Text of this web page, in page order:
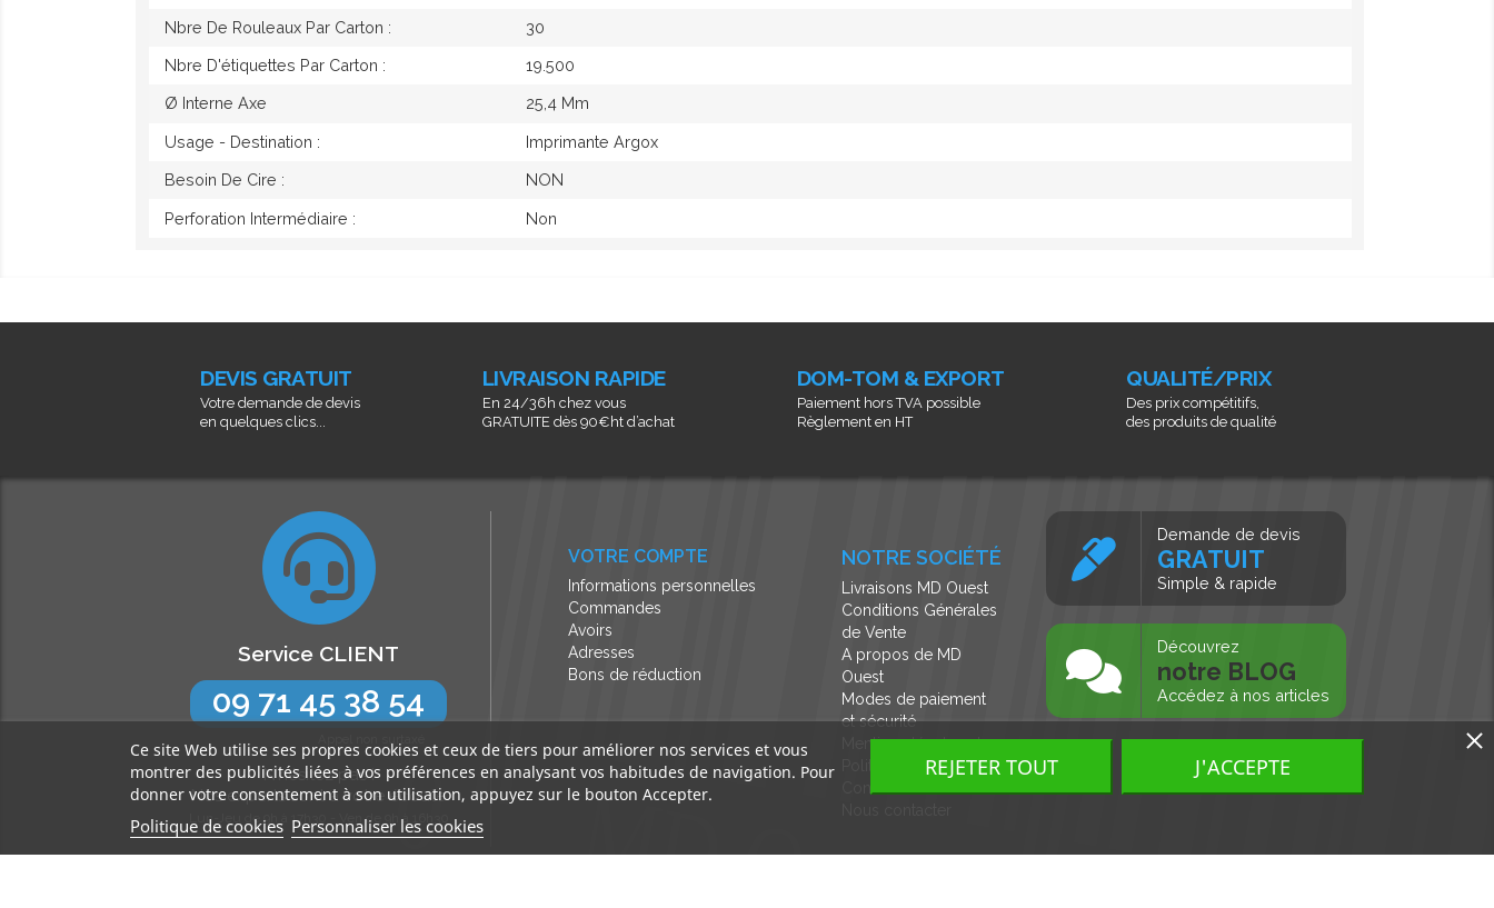
Nbre De Rouleaux Par Carton : 30
Nbre D'étiquettes Par Carton : 19.500
Ø Interne Axe 25,4 Mm
Usage - Destination : Imprimante Argox
Besoin De Cire : NON
Perforation Intermédiaire : Non
DEVIS GRATUIT
Votre demande de devis
en quelques clics...
LIVRAISON RAPIDE
En 24/36h chez vous
GRATUITE dès 90€ht d’achat
DOM-TOM & EXPORT
Paiement hors TVA possible
Règlement en HT
QUALITÉ/PRIX
Des prix compétitifs,
des produits de qualité
NOTRE SOCIÉTÉ
Livraisons MD Ouest
Conditions Générales
de Vente
A propos de MD
Ouest
Modes de paiement
et sécurité
Mentions légales et
Politique de
VOTRE COMPTE
Informations personnelles
Commandes
Avoirs
Adresses
Bons de réduction
Service CLIENT
09 71 45 38 54
N’hésitez pas !
Nos experts sont à votre écoute
Lun-Jeu de 9h à 17h30 - Ven de 9h à 16h30
Demande de devis
GRATUIT
Simple & rapide
Découvrez
notre BLOG
Accédez à nos articles
Ce site Web utilise ses propres cookies et ceux de tiers pour améliorer nos services et vous
montrer des publicités liées à vos préférences en analysant vos habitudes de navigation. Pour
donner votre consentement à son utilisation, appuyez sur le bouton Accepter.
Politique de cookies Personnaliser les cookies
REJETER TOUT J'ACCEPTE